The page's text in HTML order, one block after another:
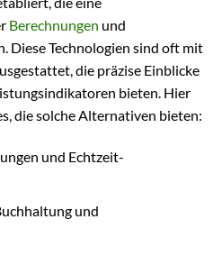
Berechnungen und
Diese Technologien sind oft mit
die präzise Einblicke
bieten. Hier
die solche Alternativen bieten:
und Echtzeit-
und